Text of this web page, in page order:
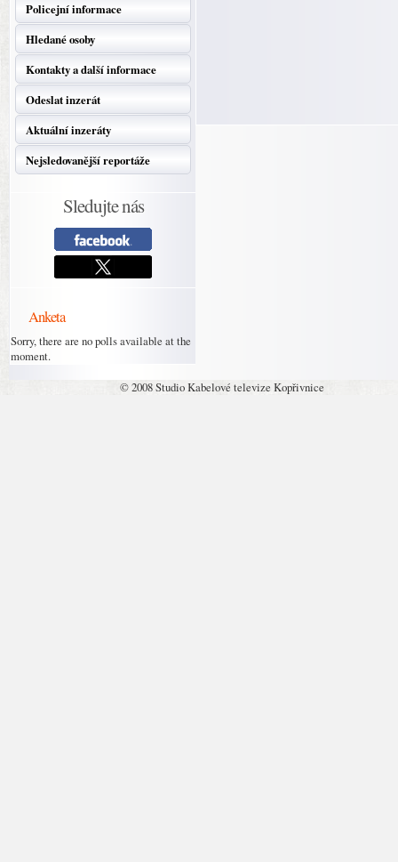
Policejní informace
Hledané osoby
Kontakty a další informace
Odeslat inzerát
Aktuální inzeráty
Nejsledovanější reportáže
Sledujte nás
Anketa
Sorry, there are no polls available at the
moment.
© 2008 Studio Kabelové televize Kopřivnice